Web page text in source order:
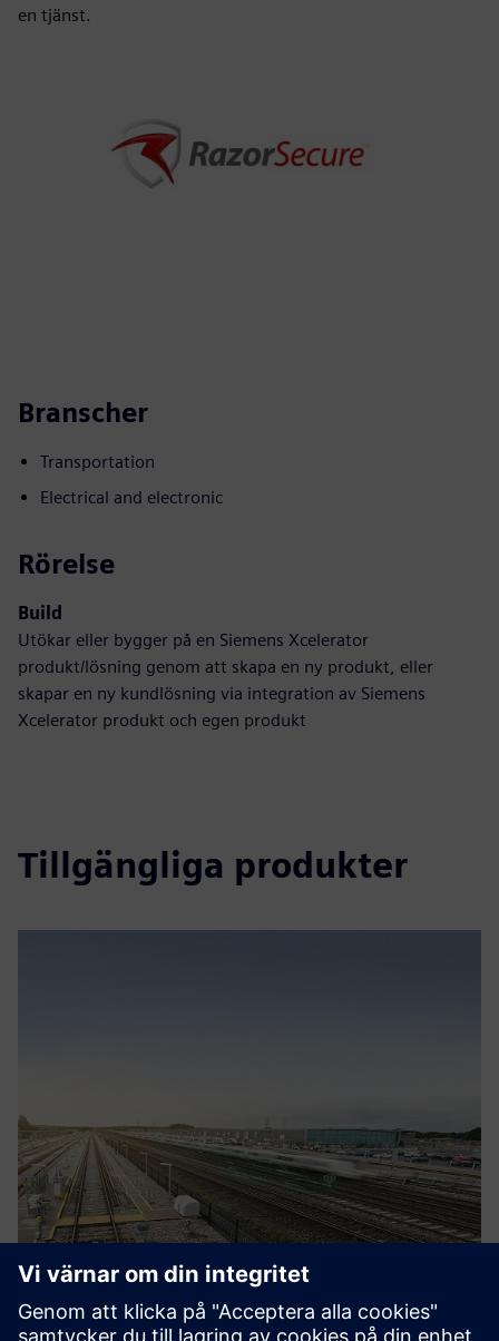
en tjänst.
Branscher
Transportation
Electrical and electronic
Rörelse
Build
Utökar eller bygger på en Siemens Xcelerator
produkt/lösning genom att skapa en ny produkt, eller
skapar en ny kundlösning via integration av Siemens
Xcelerator produkt och egen produkt
Tillgängliga produkter
RazorSecure Delta
RazorSecure offers products and services to enhance